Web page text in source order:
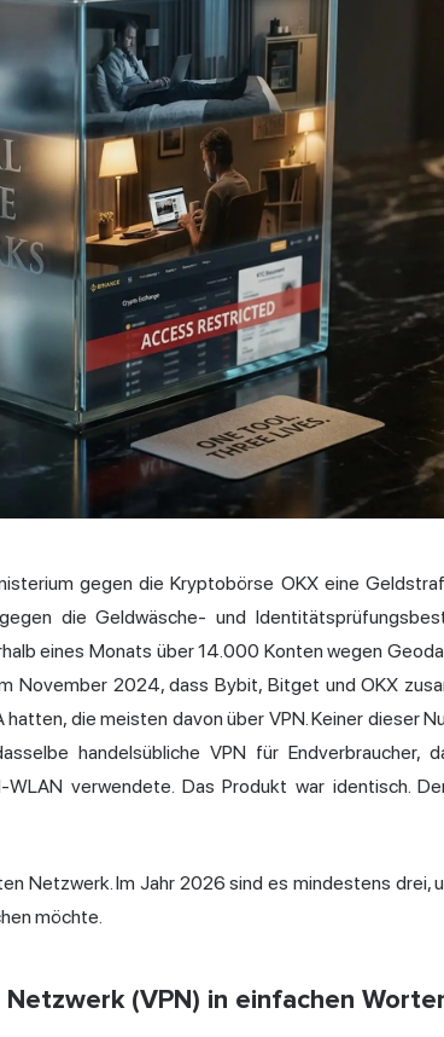
gegen die Kryptobörse OKX eine
die Geldwäsche- und
eines Monats über 14.000 Konten wegen
November 2024, dass Bybit, Bitget und OKX
die meisten davon über VPN. Keiner dieser
handelsübliche VPN für Endverbraucher,
verwendete. Das Produkt war identisch.
Netzwerk. Im Jahr 2026 sind es mindestens drei,
möchte.
(VPN) in einfachen